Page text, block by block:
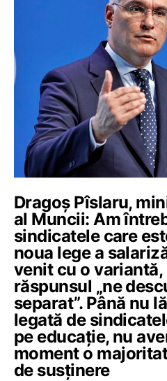
Dragoș Pîslaru,
al Muncii: Am
sindicatele care
noua lege a
venit cu o variantă,
răspunsul „ne
separat”. Până nu
legată de
pe educație, nu
moment o
de susținere